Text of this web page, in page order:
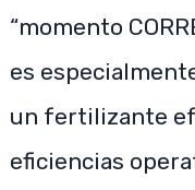
“momento
es
un fertilizante
eficiencias